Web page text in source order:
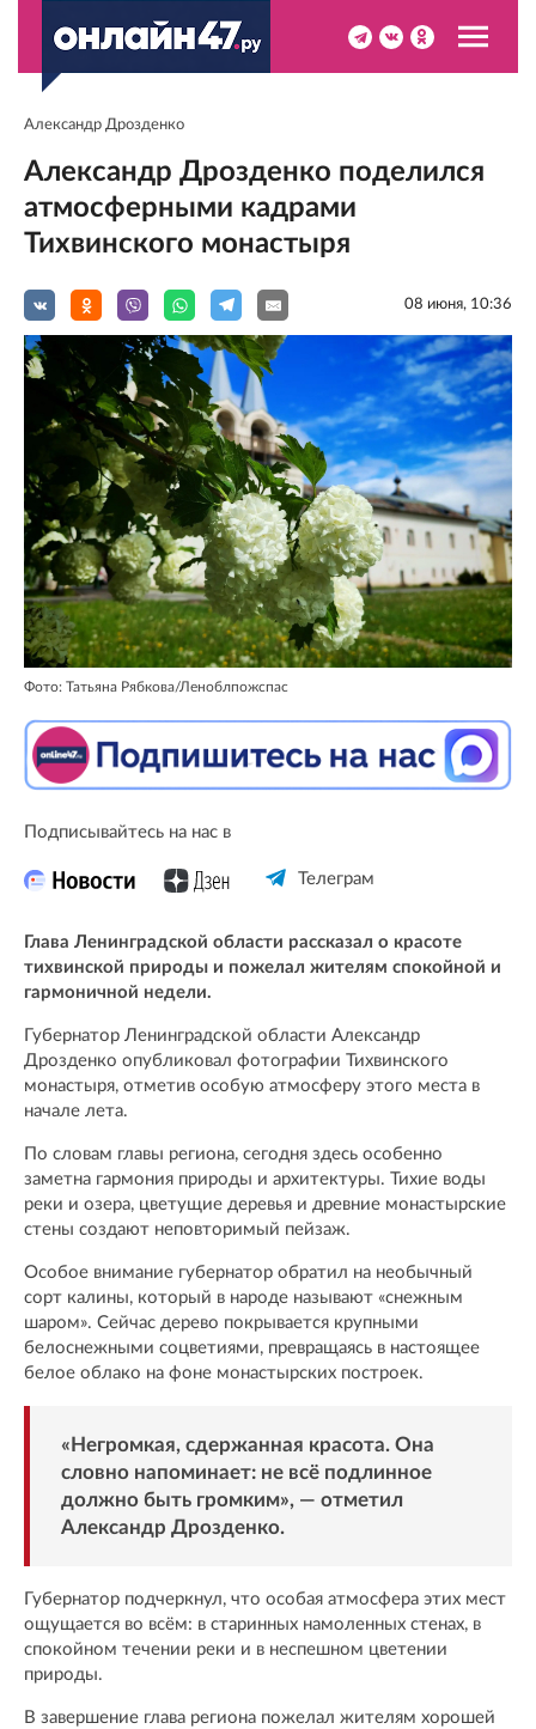
Александр Дрозденко
Александр Дрозденко поделился
атмосферными кадрами
Тихвинского монастыря
08 июня, 10:36
Фото: Татьяна Рябкова/Леноблпожспас
Подписывайтесь на нас в
Телеграм
Глава Ленинградской области рассказал о красоте
тихвинской природы и пожелал жителям спокойной и
гармоничной недели.
Губернатор Ленинградской области Александр
Дрозденко опубликовал фотографии Тихвинского
монастыря, отметив особую атмосферу этого места в
начале лета.
По словам главы региона, сегодня здесь особенно
заметна гармония природы и архитектуры. Тихие воды
реки и озера, цветущие деревья и древние монастырские
стены создают неповторимый пейзаж.
Особое внимание губернатор обратил на необычный
сорт калины, который в народе называют «снежным
шаром». Сейчас дерево покрывается крупными
белоснежными соцветиями, превращаясь в настоящее
белое облако на фоне монастырских построек.
«Негромкая, сдержанная красота. Она
словно напоминает: не всё подлинное
должно быть громким», — отметил
Александр Дрозденко.
Губернатор подчеркнул, что особая атмосфера этих мест
ощущается во всём: в старинных намоленных стенах, в
спокойном течении реки и в неспешном цветении
природы.
В завершение глава региона пожелал жителям хорошей